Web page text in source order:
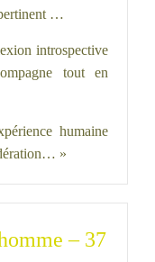
…
introspective
tout en
humaine
»
– 37